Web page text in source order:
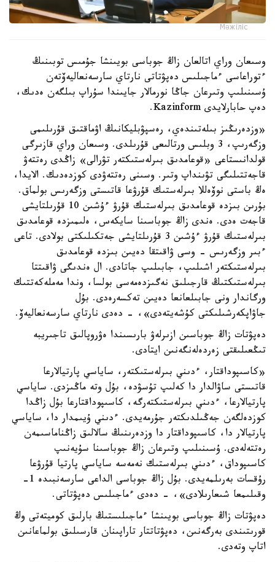
Мәжіліс
وسىعان وراي اتالعان زاڭ جوباسى بويىنشا جۇمىس توبىنىڭ
ءتوراعاسى ءماجىلىس دەپۋتاتى نارتاي سارسەنعاليەۆتەن
ۇسىنىلىپ وتىرعان جاڭا نورمالار جايىندا سۇراپ بىلگەن ەدىك،
دەپ حابارلايدى Kazinform.
«وزدەرىڭىز بىلەتىندەي، رەسپۋبليكانىڭ اۋماقتىق قۇرىلىمى
وزگەرىپ، 3 وبلىس ورتالىعى قۇرىلدى. وسىعان وراي قازىرگى
قولدانىستاعى «قوعامدىق بىرلەستىكتەر تۋرالى» زاڭدى رەتتەۋ
قاجەتتىلىگى تۋىنداپ وتىر. وسىنى رەتتەۋدى كوزدەدىك. الايدا،
ەڭ باستى نوۆەللا بىرلەستىك قۇرۋعا قاتىستى وزگەرىس بولماق.
بۇرىن بىزدە قوعامدىق بىرلەستىك قۇرۋ ءۇشىن 10 قۇرىلتايشى
قاجەت ەدى. ەندى زاڭ جوباسىنا سايكەس، ەلىمىزدە قوعامدىق
بىرلەستىك قۇرۋ ءۇشىن 3 قۇرىلتايشى جەتكىلىكتى بولادى. تاعى
ءبىر وزگەرىس - وسى ۋاقىتقا دەيىن بىزدە قوعامدىق
بىرلەستىكتەر اشىلىپ، جابىلىپ جاتادى. ال ەندىگى ۋاقىتتا
بىرلەستىكتىڭ قارجىلىق نەگىزدەمەسى بولسا، وندا مەملەكەتتىك
ورگاندار ونى جابىلعانعا دەيىن تەكسەرەدى. بۇل
جاۋاپكەرشىلىكتى كۇشەيتەدى»، - دەدى نارتاي سارسەنعاليەۆ.
دەپۋتات زاڭ جوباسىن ازىرلەۋ بارىسىندا ەۋروپالىق تاجىريبە
تىڭعىلىقتى زەردەلەنگەنىن ايتادى.
«كاسىپوداقتار، ءدىني بىرلەستىكتەر، ساياسي پارتيالارعا
قاتىستى ساۋالدار دا كەلىپ تۇسۋدە، بۇل وتە ماڭىزدى. ساياسي
پارتيالارعا، ءدىني بىرلەستىكتەرگە، كاسىپوداقتارعا بۇل زاڭدا
كوزدەلگەن جەڭىلدىكتەر جۇرمەيدى. ءدىني ۇيىمدار دا، ساياسي
پارتيالار دا، كاسىپوداقتار دا وزدەرىنىڭ سالالىق زاڭناماسىمەن
رەتتەلەدى. ۇسىنىلىپ وتىرعان زاڭ جوباسىنا سۇيەنىپ
كاسىپوداق، ءدىني بىرلەستىك نەمەسە ساياسي پارتيا قۇرۋعا
رۇقسات بەرىلمەيدى. بۇل زاڭ جوباسى الداعى سارسەنبىدە 1-
وقىلىمعا شىعارىلادى»، - دەدى ءماجىلىس دەپۋتاتى.
دەپۋتات زاڭ جوباسى بويىنشا ءماجىلىستىڭ بارلىق كوميتەتى وڭ
قورىتىندى بەرگەنىن، دەپۋتاتتار تاراپىنان قارسىلىق بولماعانىن
اتاپ وتەدى.